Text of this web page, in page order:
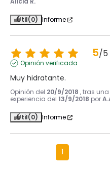
Útil(0) Informe
5/5
Opinión verificada
Muy hidratante.
Opinión del 20/9/2018 , tras una
experiencia del 13/9/2018 por
Útil(0) Informe
1